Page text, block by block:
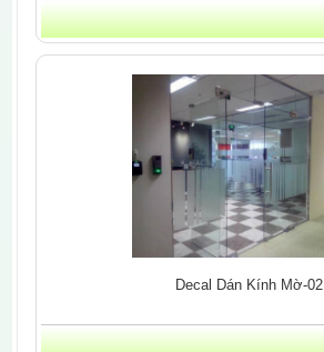
Decal Dán Kính Mờ-02